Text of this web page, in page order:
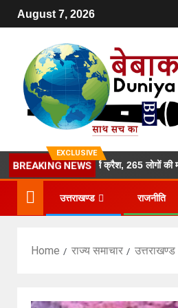
August 7, 2026
EXCLUSIVE
BREAKING NEWS
विमान गुजरात में क्रैश, 265 लोगों की मौत
उत्तराखण्ड राजनीति
Home राज्य समाचार उत्तराखण्ड